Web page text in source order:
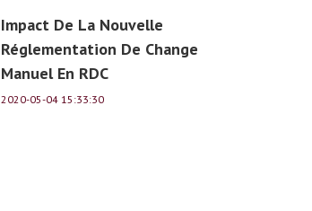
Impact De La Nouvelle
Réglementation De Change
Manuel En RDC
2020-05-04 15:33:30